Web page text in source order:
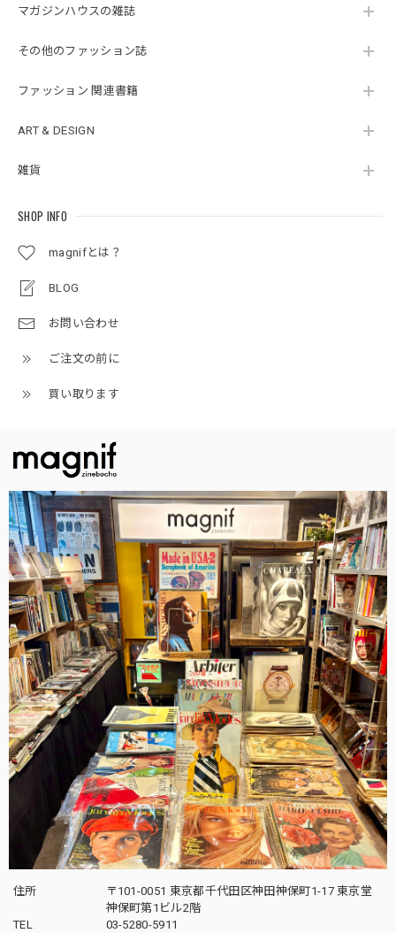
マガジンハウスの雑誌
その他のファッション誌
ファッション 関連書籍
ART & DESIGN
雑貨
SHOP INFO
magnifとは？
BLOG
お問い合わせ
ご注文の前に
買い取ります
住所
〒101-0051 東京都千代田区神田神保町1-17 東京堂
神保町第1ビル2階
TEL
03-5280-5911